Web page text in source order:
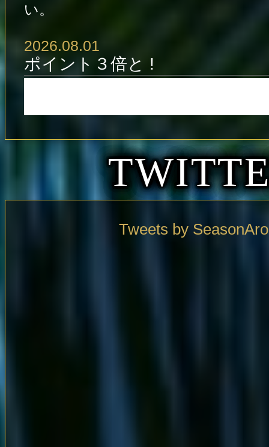
い。
2026.08.01
ポイント３倍と !
Tweets by